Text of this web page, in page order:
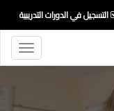
التسجيل في الدورات التدريبية
Toggle